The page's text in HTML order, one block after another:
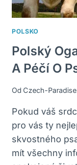
POLSKO
Polský
A Péčí O
Od Czech-
Pokud váš
pro vás ty
skvostného
mít všechny